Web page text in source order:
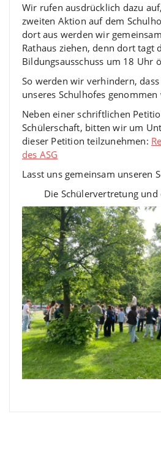
Wir rufen ausdrücklich dazu
zweiten Aktion auf dem
dort aus werden wir
Rathaus ziehen, denn dort tagt
Bildungsausschuss um 18 Uhr
So werden wir verhindern,
unseres Schulhofes genommen
Neben einer schriftlichen
Schülerschaft, bitten wir um
dieser Petition teilzunehmen:
des ASG
Lasst uns gemeinsam unseren
Die Schülervertretung und